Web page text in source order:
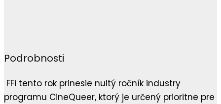
Podrobnosti
FFi tento rok prinesie nultý ročník industry
programu CineQueer, ktorý je určený prioritne pre